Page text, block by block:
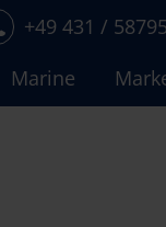
Marine
+49 431 /